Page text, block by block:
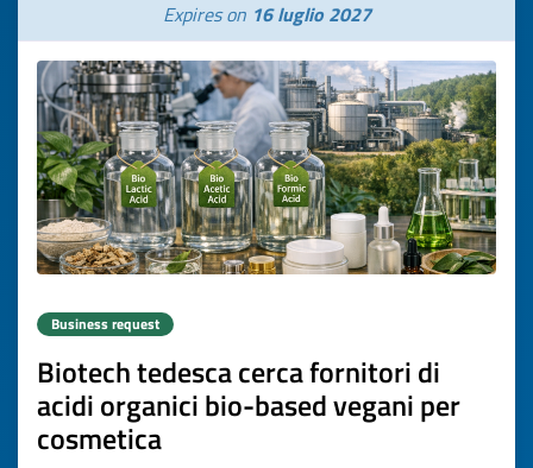
Expires on 16 luglio 2027
Business request
Biotech tedesca cerca fornitori di
acidi organici bio-based vegani per
cosmetica